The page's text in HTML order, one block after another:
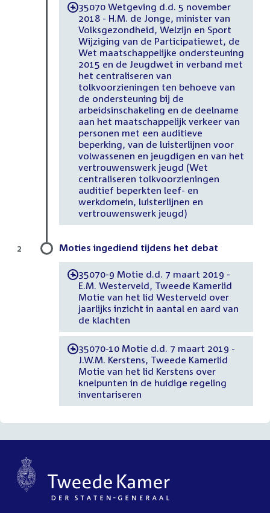
-35070 Wetgeving d.d. 5 november
2018 - H.M. de Jonge, minister van
Volksgezondheid, Welzijn en Sport
Wijziging van de Participatiewet, de
Wet maatschappelijke ondersteuning
2015 en de Jeugdwet in verband met
het centraliseren van
tolkvoorzieningen ten behoeve van
de ondersteuning bij de
arbeidsinschakeling en de deelname
aan het maatschappelijk verkeer van
personen met een auditieve
beperking, van de luisterlijnen voor
volwassenen en jeugdigen en van het
vertrouwenswerk jeugd (Wet
centraliseren tolkvoorzieningen
auditief beperkten leef- en
werkdomein, luisterlijnen en
vertrouwenswerk jeugd)
Moties ingediend tijdens het debat
-35070-9 Motie d.d. 7 maart 2019 -
E.M. Westerveld, Tweede Kamerlid
Motie van het lid Westerveld over
jaarlijks inzicht in aantal en aard van
de klachten
-35070-10 Motie d.d. 7 maart 2019 -
J.W.M. Kerstens, Tweede Kamerlid
Motie van het lid Kerstens over
knelpunten in de huidige regeling
inventariseren
2